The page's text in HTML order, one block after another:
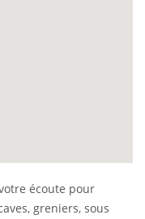
écoute pour
greniers, sous